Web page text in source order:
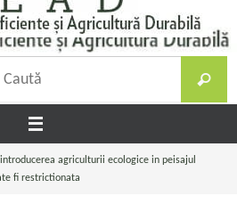
Caută
agriculturii ecologice in peisajul
fi restrictionata